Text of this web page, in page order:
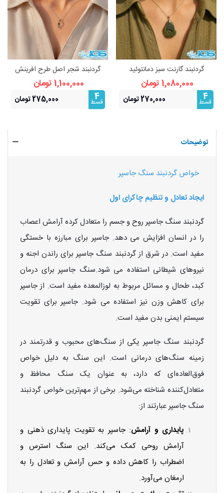
گردنبند گارنت سبز دمانتوئید
(بازنجیراستیل)
1,080,000 تومان
4
قسط 270,000 تومان
گردنبند شجر اصل طرح افرینش
(بازنجیراستیل) | نماد رشد و
فراوانی1,100,000 تومان
4
قسط 275,000 تومان
توضیحات
خواص گردنبند سنگ جاسپر
ایجاد تعادل و تنظیم چاکرای اول
گردنبند سنگ جاسپر روح و جسم را متعادل کرده آرامش اعصاب
را در انسان افزایش می دهد. جاسپر برای مبارزه با خستگی
مفید است. در شرق از گردنبند سنگ جاسپر برای راندن اجنه و
نیروهای شیطانی استفاده می شود.سنگ جاسپر برای درمان
کبد، طحال و مسائل مربوط به لوزالمعده مفید است. از جاسپر
برای کاهش وزن نیز استفاده می شود. جاسپر برای تقویت
سیستم ایمنی بدن مفید است.
گردنبند سنگ جاسپر یکی از سنگ‌های محبوب و قدرتمند در
زمینه سنگ‌های درمانی است. این سنگ به دلیل خواص
فوق‌العاده‌ای که دارد، به عنوان یک سنگ محافظ و
متعادل‌کننده شناخته می‌شود. برخی از مهم‌ترین خواص گردنبند
سنگ جاسپر عبارتند از:
پایداری و آرامش: جاسپر به تقویت پایداری ذهنی و
آرامش روحی کمک می‌کند. این سنگ استرس و
اضطراب را کاهش داده و حس آرامش و تعادل را به
ارمغان می‌آورد.